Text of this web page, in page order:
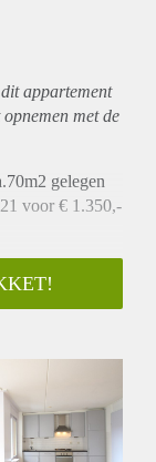
appartement
met de
gelegen
voor € 1.350,-
is gelegen
van een
en
1 kleinere